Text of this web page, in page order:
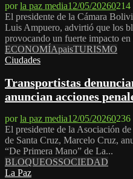
porla paz media12/05/20260214
El presidente de la Cámara
Luis Ampuero, advirtió que los
provocando un fuerte impacto en
ECONOMÍApaisTURISMO
Ciudades
Transportistas
anuncian acciones
porla paz media12/05/20260236
El presidente de la Asociación
de Santa Cruz, Marcelo Cruz,
“De Primera Mano” de La...
BLOQUEOSSOCIEDAD
La Paz